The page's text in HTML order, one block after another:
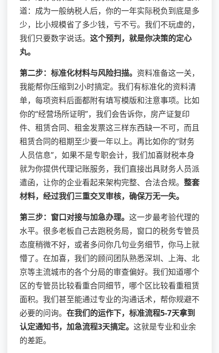
道：成为一般纳税人后，你的一年实际税负到底是多
少，比小规模省了多少钱，亏不亏。我们不玩虚的，
我们只要数字说话。 这个预判，就是你决策的定心
丸。
第二步：标准化材料与风险扫描。 资料准备这一关，
我能帮你压缩到2小时搞定。我们有标准化的资料清
单，每项资料后面都附有填写模版和注意事项。比如
你的“经营场所证明”，我们会告诉你，房产证复印
件、租赁合同、租金发票这三样东西缺一不可，而且
租赁合同的租期至少要一年以上。再比如你的“财务
人员信息”，如果不是专职会计，我们加喜财税本身
就为你提供代理记账服务，我们直接出具财务人员派
遣函，让你的企业看起来架构完整、合法合规。 整套
材料，经过我们三重交叉审核，确保万无一失。
第三步：窗口对接与加急办理。 这一步最考验代理的
水平。很多老板自己去跑税务局，窗口的税务专管员
态度稍微不好，或者多问你几句业务细节，你马上就
懵了。在加喜，我们的顾问团队熟悉深圳、上海、北
京等主流城市的各个分局的审查偏好。我们知道哪个
区的专管员比较看重合同细节，哪个区比较看重租赁
面积。我们甚至能通过专业的沟通话术，帮你规避不
必要的问询。 在我们的运作下，标准流程5-7天拿到
认定通知书，加急流程3天搞定。 这就是专业和业余
的差距。